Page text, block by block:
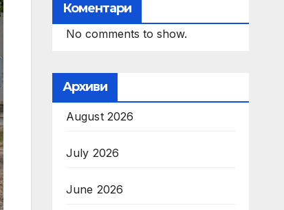
Коментари
No comments to show.
Архиви
August 2026
July 2026
June 2026